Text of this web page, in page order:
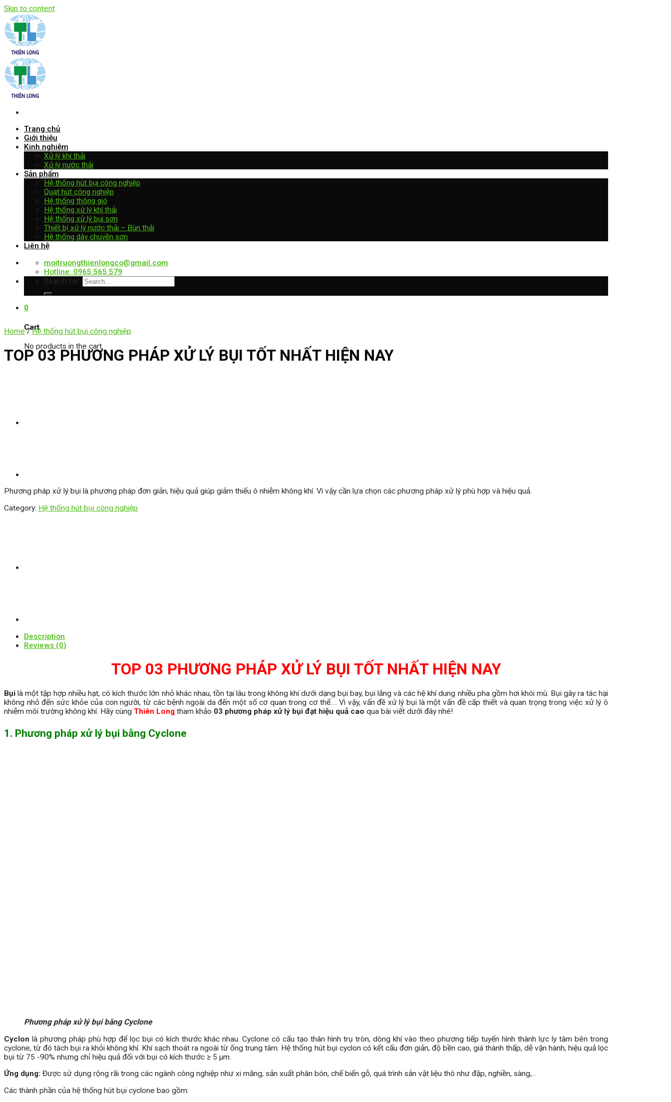
Skip to content
Trang chủ
Giới thiệu
Kinh nghiệm
Xử lý khí thải
Xử lý nước thải
Sản phẩm
Hệ thống hút bụi công nghiệp
Quạt hút công nghiệp
Hệ thống thông gió
Hệ thống xử lý khí thải
Hệ thống xử lý bụi sơn
Thiết bị xử lý nước thải – Bùn thải
Hệ thống dây chuyền sơn
Liên hệ
moitruongthienlongco@gmail.com
Hotline: 0965 565 579
Search for:
0
Cart
No products in the cart.
Home / Hệ thống hút bụi công nghiệp
TOP 03 PHƯƠNG PHÁP XỬ LÝ BỤI TỐT NHẤT HIỆN NAY
Phương pháp xử lý bụi là phương pháp đơn giản, hiệu quả giúp giảm thiểu ô nhiễm không khí. Vì vậy cần lựa chọn các phương pháp xử lý phù hợp và hiệu quả.
Category: Hệ thống hút bụi công nghiệp
Description
Reviews (0)
TOP 03 PHƯƠNG PHÁP XỬ LÝ BỤI TỐT NHẤT HIỆN NAY
Bụi là một tập hợp nhiều hạt, có kích thước lớn nhỏ khác nhau, tồn tại lâu trong không khí dưới dạng bụi bay, bụi lắng và các hệ khí dung nhiều pha gồm hơi khói mù. Bụi gây ra tác hại
không nhỏ đến sức khỏe của con người, từ các bệnh ngoài da đến một số cơ quan trong cơ thể…. Vì vậy, vấn đề xử lý bụi là một vấn đề cấp thiết và quan trọng trong việc xử lý ô
nhiễm môi trường không khí. Hãy cùng Thiên Long tham khảo 03 phương pháp xử lý bụi đạt hiệu quả cao qua bài viết dưới đây nhé!
1. Phương pháp xử lý bụi bằng Cyclone
Phương pháp xử lý bụi bằng Cyclone
Cyclon là phương pháp phù hợp để lọc bụi có kích thước khác nhau. Cyclone có cấu tạo thân hình trụ tròn, dòng khí vào theo phương tiếp tuyến hình thành lực ly tâm bên trong
cyclone, từ đó tách bụi ra khỏi không khí. Khí sạch thoát ra ngoài từ ống trung tâm. Hệ thống hút bụi cyclon có kết cấu đơn giản, độ bền cao, giá thành thấp, dễ vận hành, hiệu quả lọc
bụi từ 75 -90% nhưng chỉ hiệu quả đối với bụi có kích thước ≥ 5 μm.
Ứng dụng: Được sử dụng rộng rãi trong các ngành công nghiệp như xi măng, sản xuất phân bón, chế biến gỗ, quá trình sản vật liệu thô như đập, nghiền, sàng,…
Các thành phần của hệ thống hút bụi cyclone bao gồm: